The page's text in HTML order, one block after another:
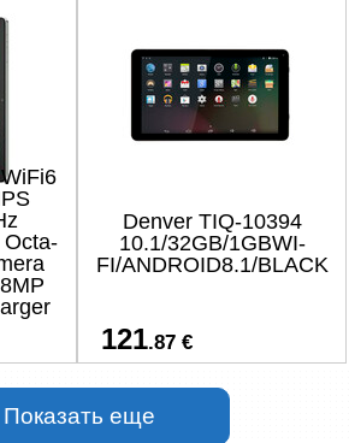
Octa-
Denver TIQ-10394
10.1/32GB/1GBWI-
FI/ANDROID8.1/BLACK
121.87 €